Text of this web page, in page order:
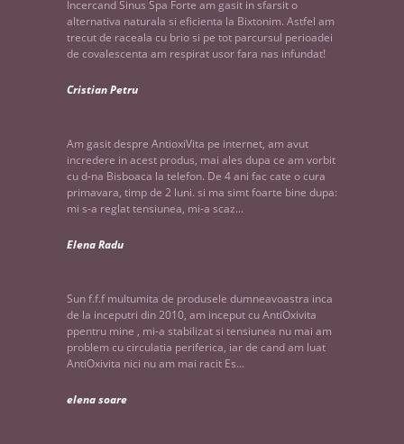
Incercand Sinus Spa Forte am gasit in sfarsit o
alternativa naturala si eficienta la Bixtonim. Astfel am
trecut de raceala cu brio si pe tot parcursul perioadei
de covalescenta am respirat usor fara nas infundat!
Cristian Petru
Am gasit despre AntioxiVita pe internet, am avut
incredere in acest produs, mai ales dupa ce am vorbit
cu d-na Bisboaca la telefon. De 4 ani fac cate o cura
primavara, timp de 2 luni. si ma simt foarte bine dupa:
mi s-a reglat tensiunea, mi-a scaz...
Elena Radu
Sun f.f.f multumita de produsele dumneavoastra inca
de la inceputri din 2010, am inceput cu AntiOxivita
ppentru mine , mi-a stabilizat si tensiunea nu mai am
problem cu circulatia periferica, iar de cand am luat
AntiOxivita nici nu am mai racit Es...
elena soare